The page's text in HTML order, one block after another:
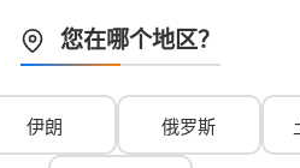
您在哪个地区？
伊朗 俄罗斯